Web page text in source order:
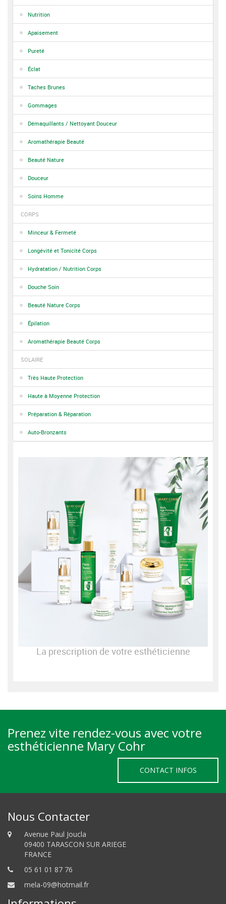
Nutrition
Apaisement
Pureté
Éclat
Taches Brunes
Gommages
Démaquillants / Nettoyant Douceur
Aromathérapie Beauté
Beauté Nature
Douceur
Soins Homme
CORPS
Minceur & Fermeté
Longévité et Tonicité Corps
Hydratation / Nutrition Corps
Douche Soin
Beauté Nature Corps
Épilation
Aromathérapie Beauté Corps
SOLAIRE
Très Haute Protection
Haute à Moyenne Protection
Préparation & Réparation
Auto-Bronzants
La prescription de votre esthéticienne
Prenez vite rendez-vous avec votre
esthéticienne Mary Cohr
CONTACT INFOS
Nous Contacter
Avenue Paul Joucla
09400 TARASCON SUR ARIEGE
FRANCE
05 61 01 87 76
mela-09@hotmail.fr